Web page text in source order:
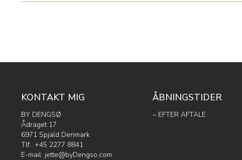
KONTAKT MIG
BY DENGSØ
Ådraget 17
6971 Spjald Denmark
Tlf.: +45 2277 8841
E-mail: jette@byDengso.com
ÅBNINGSTIDER
– EFTER AFTALE